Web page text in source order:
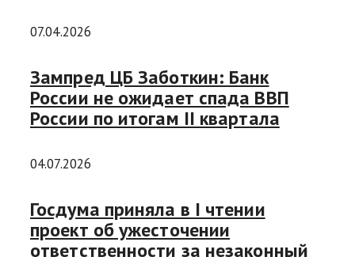
07.04.2026
Зампред ЦБ Заботкин: Банк
России не ожидает спада ВВП
России по итогам II квартала
04.07.2026
Госдума приняла в I чтении
проект об ужесточении
ответственности за незаконный